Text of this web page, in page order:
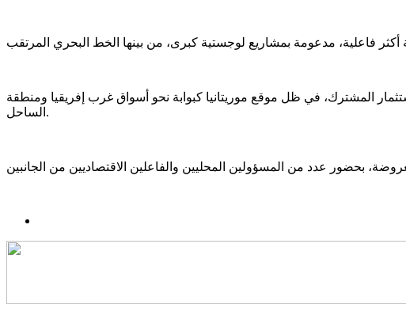
المشترك، في ظل موقع موريتانيا كبوابة نحو أسواق غرب إفريقيا ومنطقة
الساحل.